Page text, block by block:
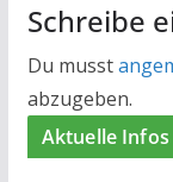
Schreibe
Du musst
abzugeben.
Aktuelle Infos